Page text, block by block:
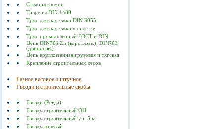
Стяжные ремни
Талрепы DIN 1480
Трос для растяжки DIN 3055
Трос для растяжки в оплетке
Трос промышленный ГОСТ и DIN
Цепь DIN766 Zn (короткозв.), DIN763
(длиннозв.)
Цепь круглозвенная грузовая и тяговая
Крепление строительных лесов
Разное весовое и штучное
Гвозди и строительные скобы
Гвозди (Ревда)
Гвоздь строительный ОЦ.
Гвоздь строительный уп. 5 кг
Гвоздь толевый